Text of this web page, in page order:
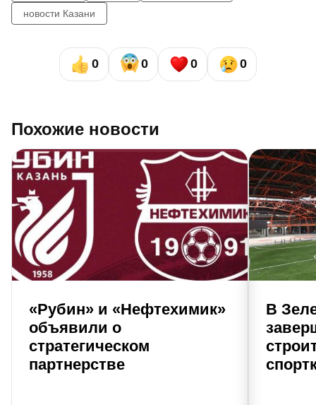
новости Казани
0 0 0 0
Похожие новости
«Рубин» и «Нефтехимик»
объявили о
стратегическом
партнерстве
В